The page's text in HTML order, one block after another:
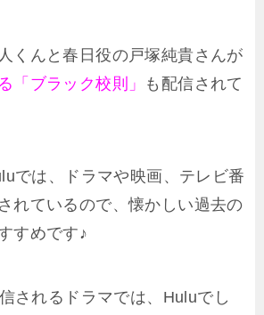
くんと春日役の戸塚純貴さんが
「ブラック校則」
も配信されて
では、ドラマや映画、テレビ番
れているので、懐かしい過去の
すめです♪
されるドラマでは、Huluでし